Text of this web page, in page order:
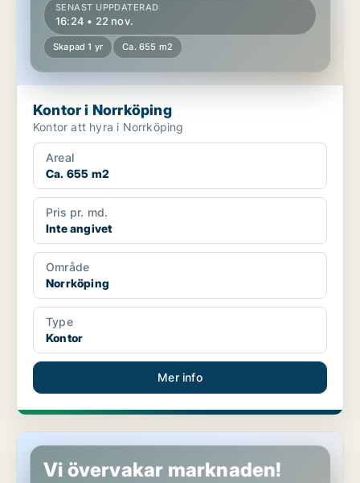
SENAST UPPDATERAD
16:24 • 22 nov.
Skapad 1 yr Ca. 655 m2
Kontor i Norrköping
Kontor att hyra i Norrköping
Areal
Ca. 655 m2
Pris pr. md.
Inte angivet
Område
Norrköping
Type
Kontor
Mer info
Kontor i Norrköping
Vi övervakar marknaden!